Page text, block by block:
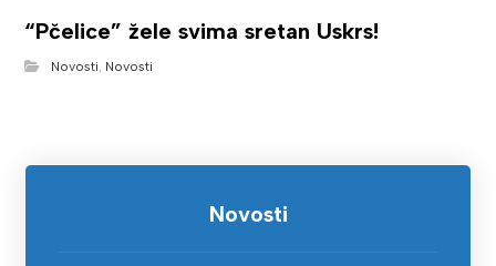
“Pčelice” žele svima sretan Uskrs!
Novosti, Novosti
Novosti